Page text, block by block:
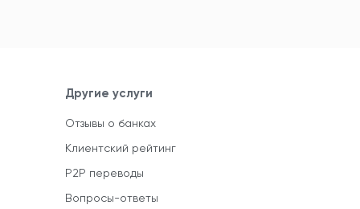
Другие услуги
Отзывы о банках
Клиентский рейтинг
P2P переводы
Вопросы-ответы